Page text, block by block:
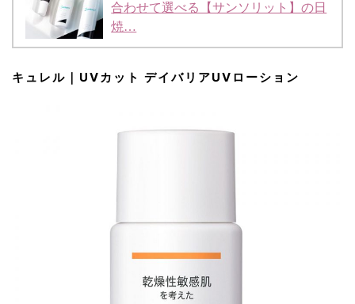
合わせて選べる【サンソリット】の日
焼…
キュレル｜UVカット デイバリアUVローション